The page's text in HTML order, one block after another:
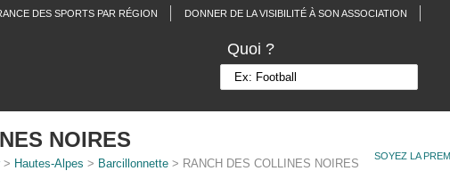
DES SPORTS PAR RÉGION DONNER DE LA VISIBILITÉ À SON ASSOCIATION
Quoi ?
SOYEZ LA
NOIRES
> Hautes-Alpes > Barcillonnette> RANCH DES COLLINES NOIRES